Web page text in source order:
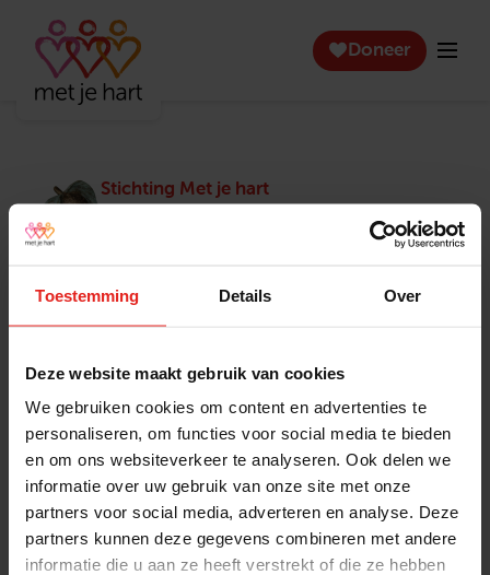
Toestemming Details Over
Deze website maakt gebruik van cookies
We gebruiken cookies om content en advertenties te
personaliseren, om functies voor social media te bieden
en om ons websiteverkeer te analyseren. Ook delen we
informatie over uw gebruik van onze site met onze
partners voor social media, adverteren en analyse. Deze
partners kunnen deze gegevens combineren met andere
informatie die u aan ze heeft verstrekt of die ze hebben
Doneer
Stichting Met je hart
Stichting Met je hart laat ouderen die zich
eenzaam voelen weer genieten en inspireert
winnaar van het Appeltje van Oranje.
Actuele vacatures
Pers en media
Jaarverslag 2025
Contact
Klachtenprocedure
Privacyverklaring
Opzeggen
Volg ons
Aanmeldennieuwsbrief